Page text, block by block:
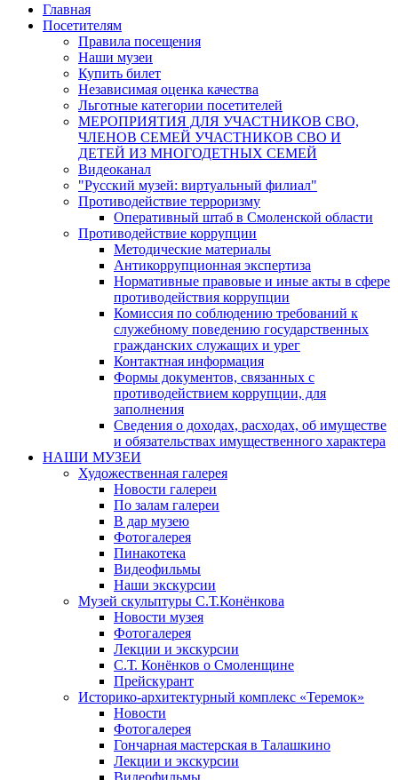
Главная
Посетителям
Правила посещения
Наши музеи
Купить билет
Независимая оценка качества
Льготные категории посетителей
МЕРОПРИЯТИЯ ДЛЯ УЧАСТНИКОВ СВО,
ЧЛЕНОВ СЕМЕЙ УЧАСТНИКОВ СВО И
ДЕТЕЙ ИЗ МНОГОДЕТНЫХ СЕМЕЙ
Видеоканал
"Русский музей: виртуальный филиал"
Противодействие терроризму
Оперативный штаб в Смоленской области
Противодействие коррупции
Методические материалы
Антикоррупционная экспертиза
Нормативные правовые и иные акты в сфере
противодействия коррупции
Комиссия по соблюдению требований к
служебному поведению государственных
гражданских служащих и урег
Контактная информация
Формы документов, связанных с
противодействием коррупции, для
заполнения
Сведения о доходах, расходах, об имуществе
и обязательствах имущественного характера
НАШИ МУЗЕИ
Художественная галерея
Новости галереи
По залам галереи
В дар музею
Фотогалерея
Пинакотека
Видеофильмы
Наши экскурсии
Музей скульптуры С.Т.Конёнкова
Новости музея
Фотогалерея
Лекции и экскурсии
С.Т. Конёнков о Смоленщине
Прейскурант
Историко-архитектурный комплекс «Теремок»
Новости
Фотогалерея
Гончарная мастерская в Талашкино
Лекции и экскурсии
Видеофильмы